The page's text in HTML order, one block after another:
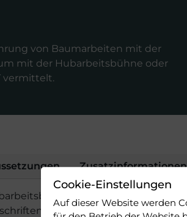
von Baumarbeiten mit der
mit der Hubarbeitsbühne oder
vermittelt.
Zusatzinformationen
(zwei Personen im
Cookie-Einstellungen
Auf dieser Website werden